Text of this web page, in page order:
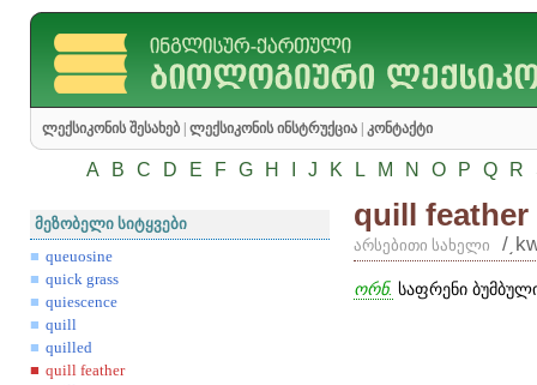
ლექსიკონის შესახებ ლექსიკონის ინსტრუქცია კონტაქტი
A B C D E F G H J K L M N O P Q R
მეზობელი სიტყვები
queuosine
quick grass
quiescence
quill
quilled
quill feather
quill feather
არსებითი სახელი /
ორნ. საფრენი